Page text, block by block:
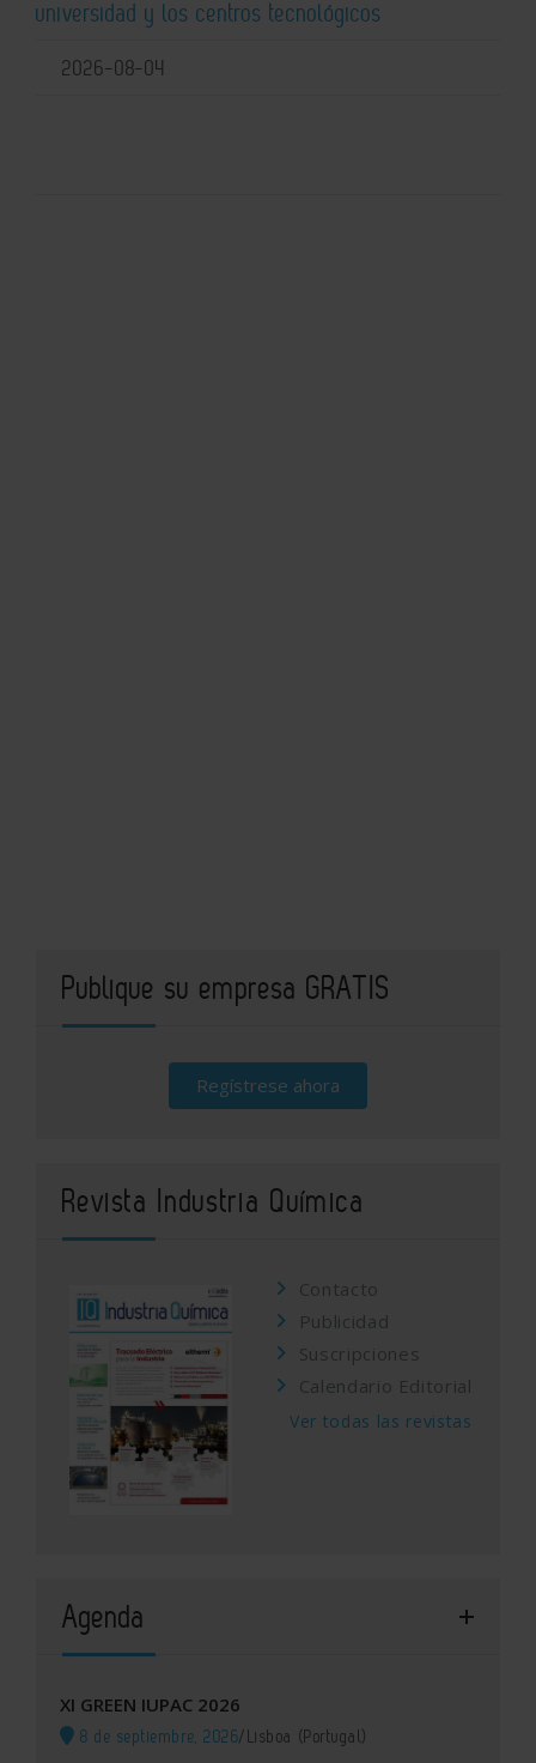
universidad y los centros tecnológicos
2026-08-04
Publique su empresa GRATIS
Regístrese ahora
Revista Industria Química
Contacto
Publicidad
Suscripciones
Calendario Editorial
Ver todas las revistas
Agenda
XI GREEN IUPAC 2026
8 de septiembre, 2026/Lisboa (Portugal)